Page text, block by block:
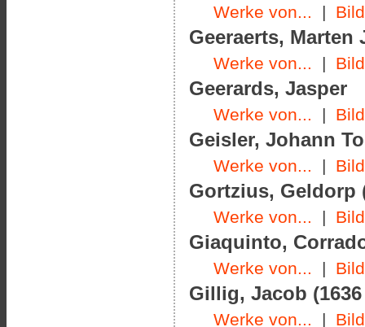
Werke von... |
Geeraerts, Marten
Werke von... |
Geerards, Jasper
Werke von... |
Geisler, Johann
Werke von... |
Gortzius, Geldorp
Werke von... |
Giaquinto,
Werke von... |
Gillig, Jacob (1636
Werke von... |